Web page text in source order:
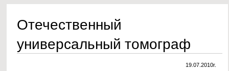
Отечественный
универсальный томограф
19.07.2010г.